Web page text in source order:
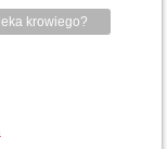
krowiego?